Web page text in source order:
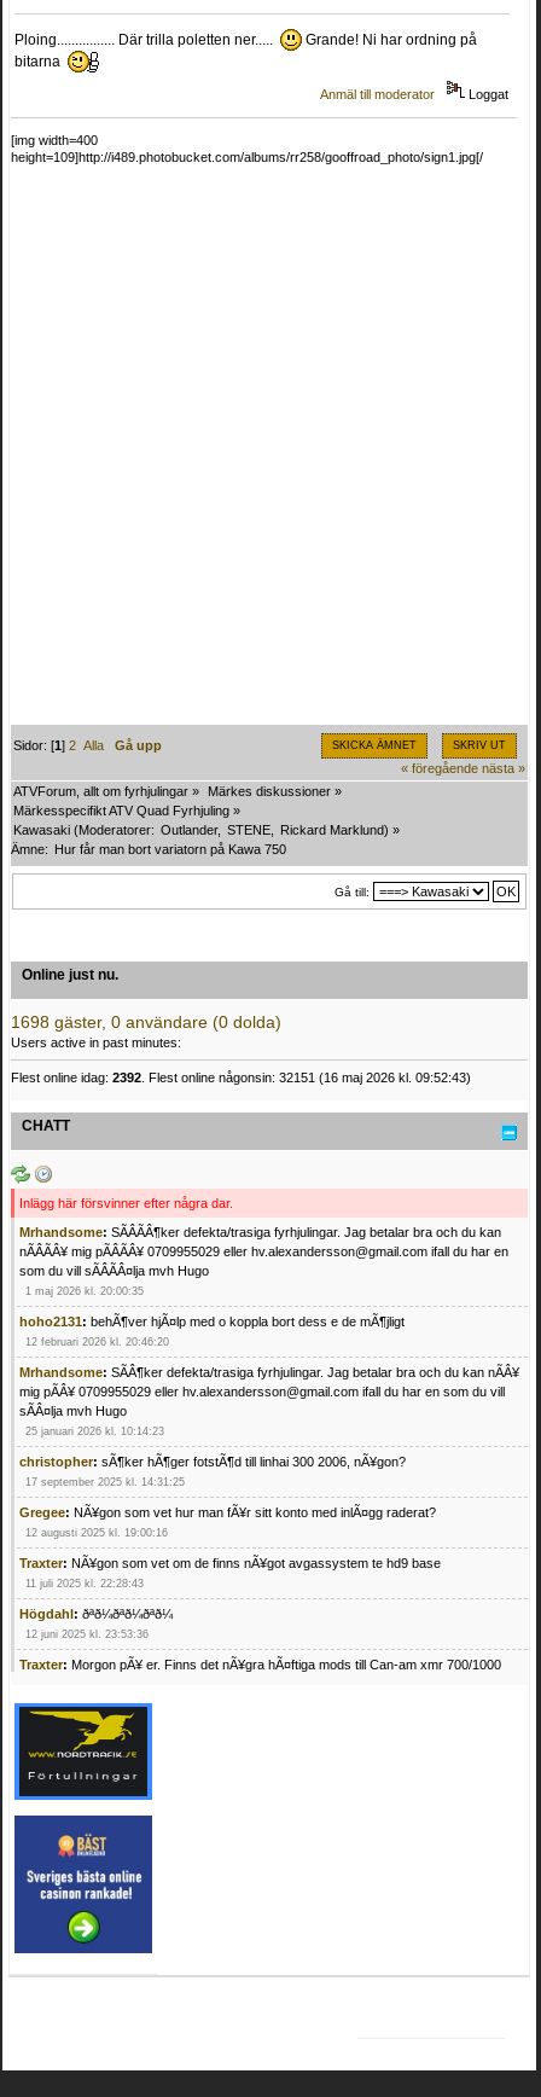
Ploing................ Där trilla poletten ner.....
Grande! Ni har ordning på
bitarna
Anmäl till moderator Loggat
[img width=400
height=109]http://i489.photobucket.com/albums/rr258/gooffroad_photo/sign1.jpg[/
SKICKA ÄMNET SKRIV UT
Sidor: [1]2 Alla
Gå upp
« föregående nästa »
ATVForum, allt om fyrhjulingar » Märkes diskussioner »
Märkesspecifikt ATV Quad Fyrhjuling »
Kawasaki (Moderatorer: Outlander, STENE Rickard Marklund) »
Ämne: Hur får man bort variatorn på Kawa 750
Gå till:
Online just nu.
1698 gäster, 0 användare (0 dolda)
Users active in past minutes:
Flest online idag: 2392 . Flest online någonsin: 32151 (16 maj 2026 kl. 09:52:43)
CHATT
Inlägg här försvinner efter några dar.
Mrhandsome: SÃÂÃÂ¶ker defekta/trasiga fyrhjulingar. Jag betalar bra och du kan
nÃÂÃÂ¥ mig pÃÂÃÂ¥ 0709955029 eller hv.alexandersson@gmail.com ifall du har en
som du vill sÃÂÃÂ¤lja mvh Hugo
1 maj 2026 kl. 20:00:35
hoho2131: behÃ¶ver hjÃ¤lp med o koppla bort dess e de mÃ¶jligt
12 februari 2026 kl. 20:46:20
Mrhandsome: SÃÂ¶ker defekta/trasiga fyrhjulingar. Jag betalar bra och du kan nÃÂ¥
mig pÃÂ¥ 0709955029 eller hv.alexandersson@gmail.com ifall du har en som du vill
sÃÂ¤lja mvh Hugo
25 januari 2026 kl. 10:14:23
christopher: sÃ¶ker hÃ¶ger fotstÃ¶d till linhai 300 2006, nÃ¥gon?
17 september 2025 kl. 14:31:25
Gregee: NÃ¥gon som vet hur man fÃ¥r sitt konto med inlÃ¤gg raderat?
12 augusti 2025 kl. 19:00:16
Traxter: NÃ¥gon som vet om de finns nÃ¥got avgassystem te hd9 base
11 juli 2025 kl. 22:28:43
Högdahl: ðªð¼ðªð¼ðªð¼
12 juni 2025 kl. 23:53:36
Traxter: Morgon pÃ¥ er. Finns det nÃ¥gra hÃ¤ftiga mods till Can-am xmr 700/1000
Mrhandsome:SÃ¶ker defekta/trasiga fyrhjulingar. Jag betalar bra och du kan nÃ¥ mig
pÃ¥ 0709955029 eller hv.alexandersson@gmail.com ifall du har en som du vill sÃ¤lja
mvh Hugo
21 februari 2025 kl. 09:25:52
Oscar5:NÃ¥gon som vet vad man kan begÃ¤ra fÃ¶r en Honda TRX 350 FE 2005
4 februari 2025 kl. 19:20:50
Oscar5:44
4 februari 2025 kl. 19:15:36
Greger59:NÃ¤gon som vet har en Cetek 500 EFI
15 januari 2025 kl. 23:49:44
Mrhandsome:SÃÂ¶ker defekta/trasiga fyrhjulingar. Jag betalar bra och du kan nÃÂ¥